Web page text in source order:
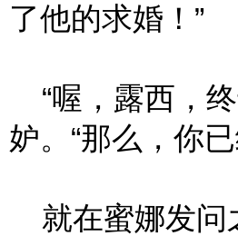
了他的求婚！”
“喔，露西，
妒。“那么，你
就在蜜娜发问